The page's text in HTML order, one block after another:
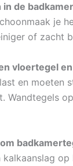
de
je
of zacht
vloertegel
en moeten
Wandtegels